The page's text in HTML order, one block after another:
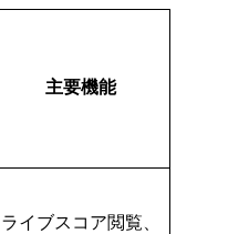
主要機能
ライブスコア閲覧、